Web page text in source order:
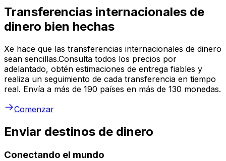
Transferencias internacionales de
dinero bien hechas
Xe hace que las transferencias internacionales de dinero
sean sencillas.Consulta todos los precios por
adelantado, obtén estimaciones de entrega fiables y
realiza un seguimiento de cada transferencia en tiempo
real. Envía a más de 190 países en más de 130 monedas.
Comenzar
Enviar destinos de dinero
Conectando el mundo